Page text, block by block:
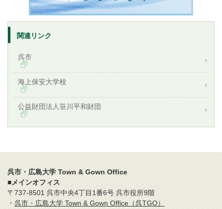
関連リンク
呉市
海上保安大学校
公益財団法人笹川平和財団
呉市・広島大学 Town & Gown Office
■メインオフィス
〒737-8501 呉市中央4丁目1番6号 呉市役所9階
・ 呉市・広島大学 Town & Gown Office（呉TGO）